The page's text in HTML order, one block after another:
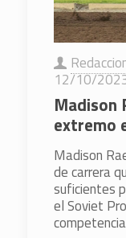
12/10/
Madison
extremo
Madison
de carrera
suficientes
el Soviet